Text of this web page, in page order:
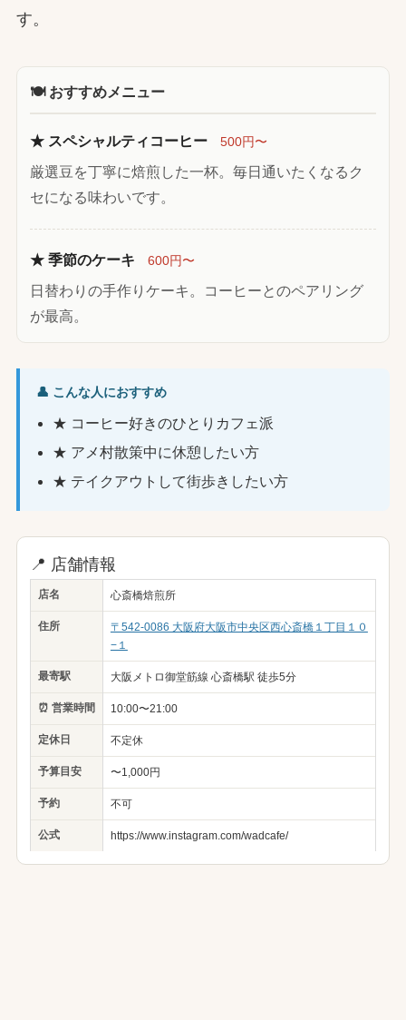
す。
🍽 おすすめメニュー
★ スペシャルティコーヒー 500円〜
厳選豆を丁寧に焙煎した一杯。毎日通いたくなるク
セになる味わいです。
★ 季節のケーキ 600円〜
日替わりの手作りケーキ。コーヒーとのペアリング
が最高。
👤 こんな人におすすめ
★ コーヒー好きのひとりカフェ派
★ アメ村散策中に休憩したい方
★ テイクアウトして街歩きしたい方
📍 店舗情報
店名 心斎橋焙煎所
住所
〒542-0086 大阪府大阪市中央区西心斎橋１丁目１０
−１
最寄駅 大阪メトロ御堂筋線 心斎橋駅 徒歩5分
⏰ 営業時間 10:00〜21:00
定休日 不定休
予算目安 〜1,000円
予約 不可
公式 https://www.instagram.com/wadcafe/